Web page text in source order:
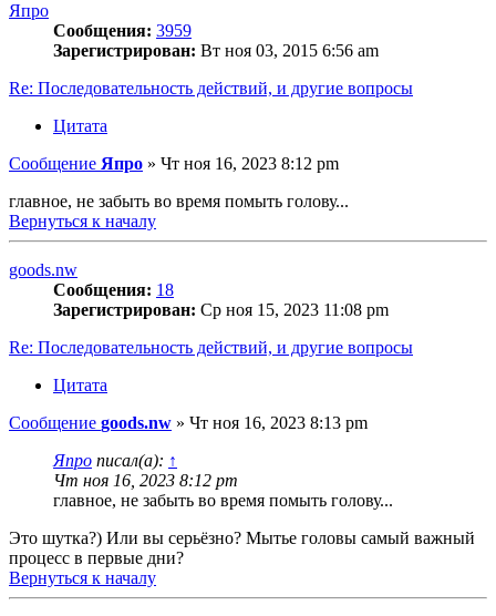
Япро
Сообщения: 3959
Зарегистрирован: Вт ноя 03, 2015 6:56 am
Re: Последовательность действий, и другие вопросы
Цитата
Сообщение Япро » Чт ноя 16, 2023 8:12 pm
главное, не забыть во время помыть голову...
Вернуться к началу
goods.nw
Сообщения: 18
Зарегистрирован: Ср ноя 15, 2023 11:08 pm
Re: Последовательность действий, и другие вопросы
Цитата
Сообщение goods.nw » Чт ноя 16, 2023 8:13 pm
Япро писал(а): ↑
Чт ноя 16, 2023 8:12 pm
главное, не забыть во время помыть голову...
Это шутка?) Или вы серьёзно? Мытье головы самый важный
процесс в первые дни?
Вернуться к началу